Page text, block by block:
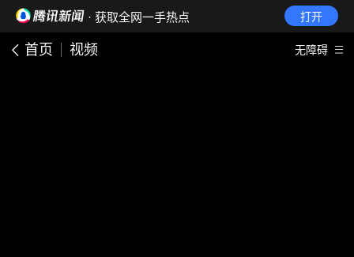
· 获取全网一手热点 打开
首页 视频 无障碍